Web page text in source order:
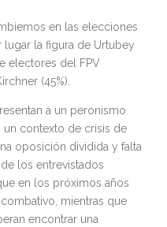
en las elecciones
la figura de Urtubey
electores del FPV
(45%).
a un peronismo
un contexto de crisis de
oposición dividida y falta
los entrevistados
en los próximos años
mientras que
encontrar una